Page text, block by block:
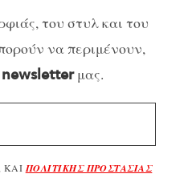
του στυλ και του
να περιμένουν,
newsletterμας.
ΚΑΙΠΟΛΙΤΙΚΗΣ ΠΡΟΣΤΑΣΙΑΣ